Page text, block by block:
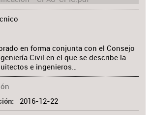
en forma conjunta con el Consejo
Civil en el que se describe la
e ingenieros…
2016-12-22